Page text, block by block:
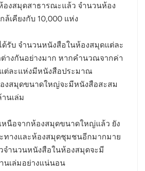
norsk
magyar
องสมุดสาธารณะแล้ว จำนวนห้อง
เคียงกับ 10,000 แห่ง
ด้รับ จำนวนหนังสือในห้องสมุดแต่ละ
างกันอย่างมาก หากคำนวณจากค่า
ต่ละแห่งมีหนังสือประมาณ
งสมุดขนาดใหญ่จะมีหนังสือสะสม
นเล่ม
หนือจากห้องสมุดขนาดใหญ่แล้ว ยัง
ทางและห้องสมุดชุมชนอีกมากมาย
จำนวนหนังสือในห้องสมุดจะมี
นเล่มอย่างแน่นอน